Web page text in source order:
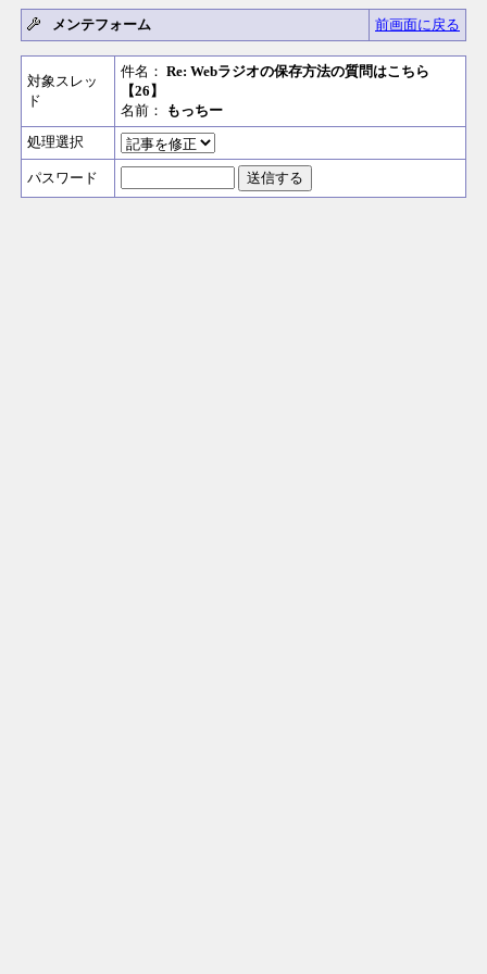
メンテフォーム 前画面に戻る
対象スレッ
ド
件名： Re: Webラジオの保存方法の質問はこちら
【26】
名前：
もっちー
処理選択
パスワード